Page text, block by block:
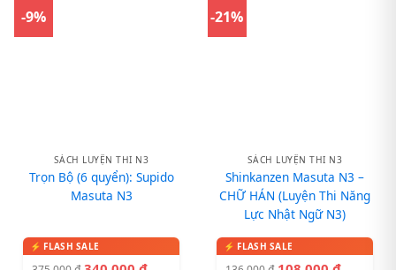
-9%
SÁCH LUYỆN THI N3
Trọn Bộ (6 quyển): Supido
Masuta N3
-21%
SÁCH LUYỆN THI N3
Shinkanzen Masuta N3 –
CHỮ HÁN (Luyện Thi Năng
Lực Nhật Ngữ N3)